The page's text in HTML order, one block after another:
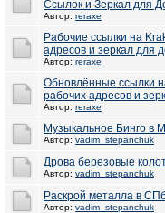
Ссылок и Зеркал для
Автор: reraxe
Рабочие ссылки на
адресов и зеркал для
Автор: reraxe
Обновлённые ссылки
рабочих адресов и
Автор: reraxe
Музыкальное Бинго в
Автор: vadim_stepanchuk
Дрова березовые
Автор: vadim_stepanchuk
Раскрой металла в
Автор: vadim_stepanchuk